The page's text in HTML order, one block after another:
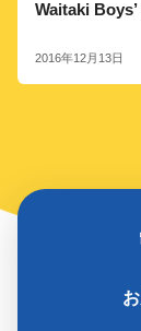
Waitaki
2016年12月13日